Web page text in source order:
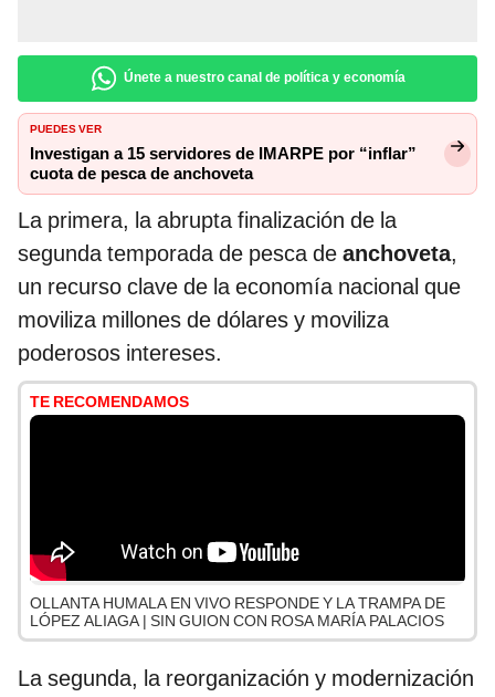
Únete a nuestro canal de política y economía
PUEDES VER
Investigan a 15 servidores de IMARPE por “inflar”
cuota de pesca de anchoveta
La primera, la abrupta finalización de la
segunda temporada de pesca de anchoveta,
un recurso clave de la economía nacional que
moviliza millones de dólares y moviliza
poderosos intereses.
TE RECOMENDAMOS
OLLANTA HUMALA EN VIVO RESPONDE Y LA TRAMPA DE
LÓPEZ ALIAGA | SIN GUION CON ROSA MARÍA PALACIOS
La segunda, la reorganización y modernización